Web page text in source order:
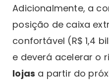
Adicionalmente, a
posição de caixa
confortável (R$ 1,4
e deverá acelerar o
lojas a partir do